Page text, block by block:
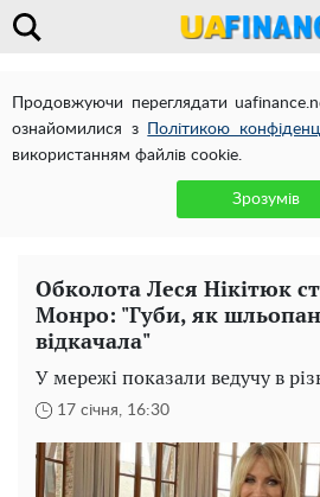
Продовжуючи переглядати
ознайомилися з
Політикою
використанням файлів cookie.
Зрозумів
Обколота Леся Нікітюк
Монро: "Губи, як
відкачала"
У мережі показали ведучу в
17 січня, 16:30